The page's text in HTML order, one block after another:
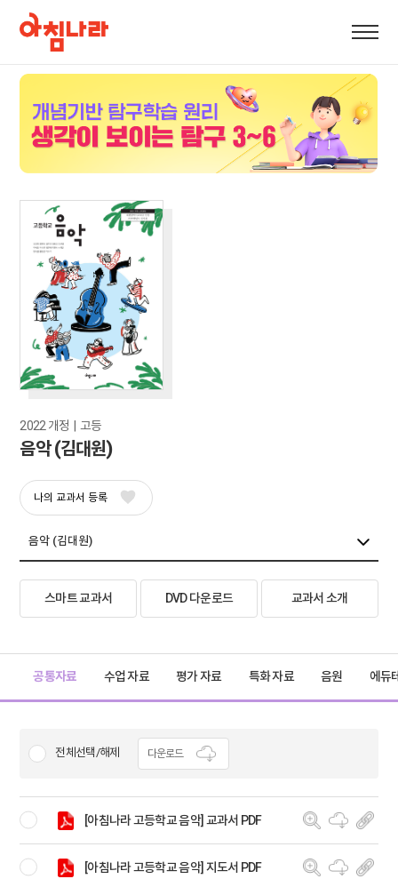
2022 개정  |  고등
음악 (김대원)
나의 교과서 등록
스마트 교과서 DVD 다운로드 교과서 소개
공통자료 수업 자료 평가 자료 특화 자료 음원 에듀
전체선택/해제 다운로드
[아침나라 고등학교 음악] 교과서 PDF
[아침나라 고등학교 음악] 지도서 PDF